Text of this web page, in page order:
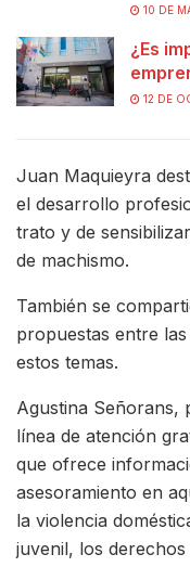
10 DE
¿Es
12 DE
Juan Maquieyra
el desarrollo
trato y de
de machismo.
También se
propuestas entre
estos temas.
Agustina
línea de atención
que ofrece
asesoramiento en
la violencia
juvenil, los